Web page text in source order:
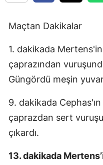
Maçtan Dakikalar
1. dakikada Mertens'in
çaprazından
Güngördü meşin
9. dakikada
çaprazdan sert
çıkardı.
13. dakikada